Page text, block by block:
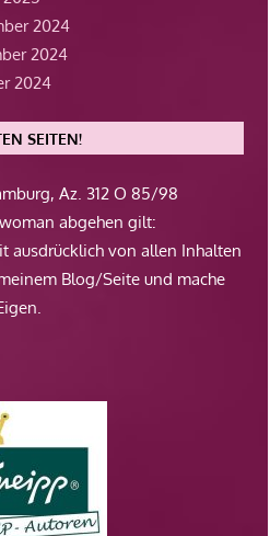
2024
2024
2024
SEITEN!
Az. 312 O 85/98
abgehen gilt:
ausdrücklich von allen Inhalten
Blog/Seite und mache